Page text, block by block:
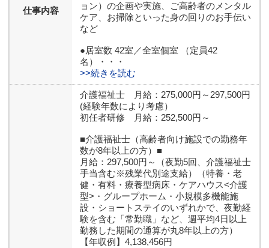
仕事内容
ョン）の企画や実施、ご高齢者のメンタル
ケア、お掃除といった身の回りのお手伝い
など
●居室数 42室／全室個室 （定員42
名）・・・
>>続きを読む
介護福祉士 月給：275,000円～297,500円
(経験年数により考慮）
初任者研修 月給：252,500円～
■介護福祉士（高齢者向け施設での勤務年
数が8年以上の方）■
月給：297,500円～（夜勤5回、介護福祉士
手当含む※残業代別途支給）（特養・老
健・有料・療養型病床・ケアハウス<介護
型>・グループホーム・小規模多機能施
設・ショートステイのいずれかで、夜勤経
験を含む「常勤職」など、週平均4日以上
勤務した期間の通算が丸8年以上の方）
【年収例】4,138,456円